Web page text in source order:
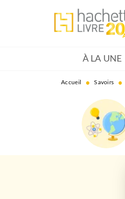
MENU
À LA UNE
Accueil • Savoirs •